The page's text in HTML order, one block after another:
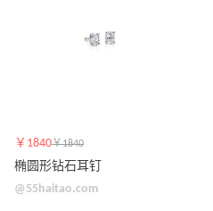
￥1840￥1840
椭圆形钻石耳钉
@55haitao.com